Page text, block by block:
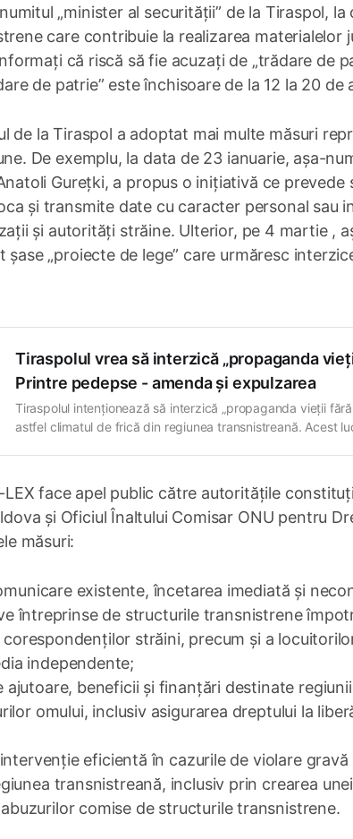
„minister al securității” de la Tiraspol, la
care contribuie la realizarea materialelor
că riscă să fie acuzați de „trădare de
de patrie” este închisoare de la 12 la 20 de
de la Tiraspol a adoptat mai multe măsuri
De exemplu, la data de 23 ianuarie, așa-
Gurețki, a propus o inițiativă ce prevede
și transmite date cu caracter personal sau
și autorități străine. Ulterior, pe 4 martie ,
„proiecte de lege” care urmăresc
Tiraspolul vrea să interzică „propaganda
Printre pedepse - amenda și expulzarea
Tiraspolul intenționează să interzică „propaganda vieții
astfel climatul de frică din regiunea transnistreană. Acest
face apel public către autoritățile
și Oficiul Înaltului Comisar ONU pentru
măsuri:
existente, încetarea imediată și
întreprinse de structurile transnistrene
străini, precum și a
independente;
ajutoare, beneficii și finanțări destinate
omului, inclusiv asigurarea dreptului la
eficientă în cazurile de violare
transnistreană, inclusiv prin crearea
comise de structurile transnistrene.